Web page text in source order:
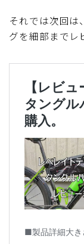
それでは次回は
グを細部までレ